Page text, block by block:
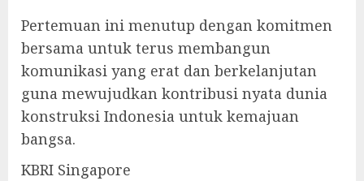
Pertemuan ini menutup dengan komitmen
bersama untuk terus membangun
komunikasi yang erat dan berkelanjutan
guna mewujudkan kontribusi nyata dunia
konstruksi Indonesia untuk kemajuan
bangsa.
KBRI Singapore